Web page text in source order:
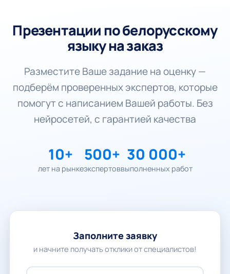
Презентации по белорусскому
языку на заказ
Разместите Ваше задание на оценку —
подберём проверенных экспертов, которые
помогут с написанием Вашей работы. Без
нейросетей, с гарантией качества
10+
лет на рынке
500+
экспертов
30 000+
выполненных работ
Заполните заявку
и начните получать отклики от специалистов!